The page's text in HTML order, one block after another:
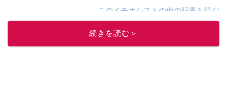
このイチオシストの他の記事を読む
続きを読む＞